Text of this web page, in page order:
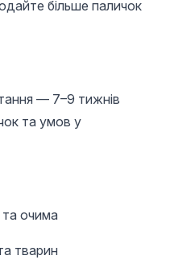
більше паличок
— 7–9 тижнів
та умов у
та очима
тварин